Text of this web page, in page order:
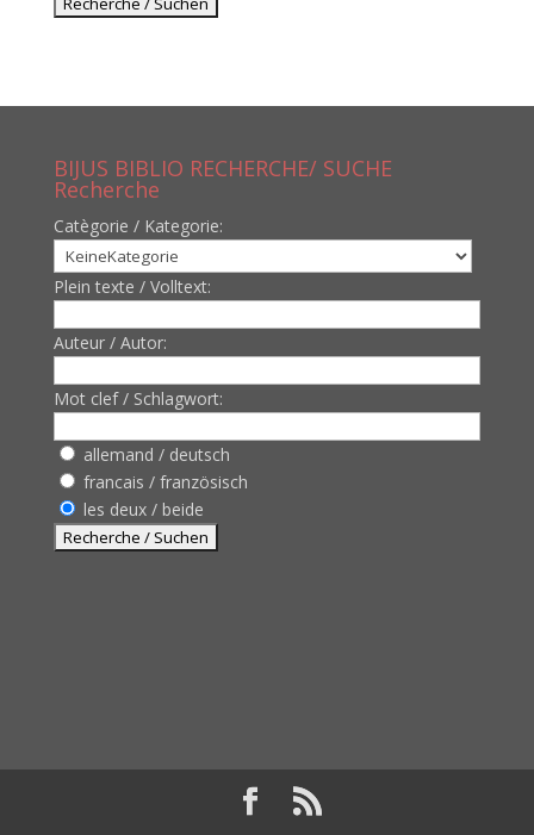
BIJUS BIBLIO RECHERCHE/ SUCHE
Recherche
Catègorie / Kategorie:
Plein texte / Volltext:
Auteur / Autor:
Mot clef / Schlagwort:
allemand / deutsch
francais / französisch
les deux / beide